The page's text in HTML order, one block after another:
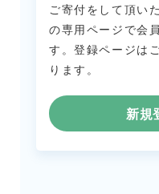
ご寄付をして頂い
の専用ページで会
す。登録ページは
ります。
新規